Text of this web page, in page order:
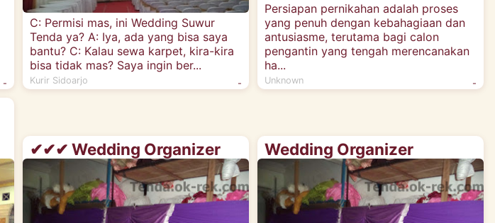
-
C: Permisi mas, ini Wedding Suwur
Tenda ya? A: Iya, ada yang bisa saya
bantu? C: Kalau sewa karpet, kira-kira
bisa tidak mas? Saya ingin ber...
Kurir Sidoarjo -
Persiapan pernikahan adalah proses
yang penuh dengan kebahagiaan dan
antusiasme, terutama bagi calon
pengantin yang tengah merencanakan
ha...
Unknown -
✔✔✔ Wedding Organizer Wedding Organizer